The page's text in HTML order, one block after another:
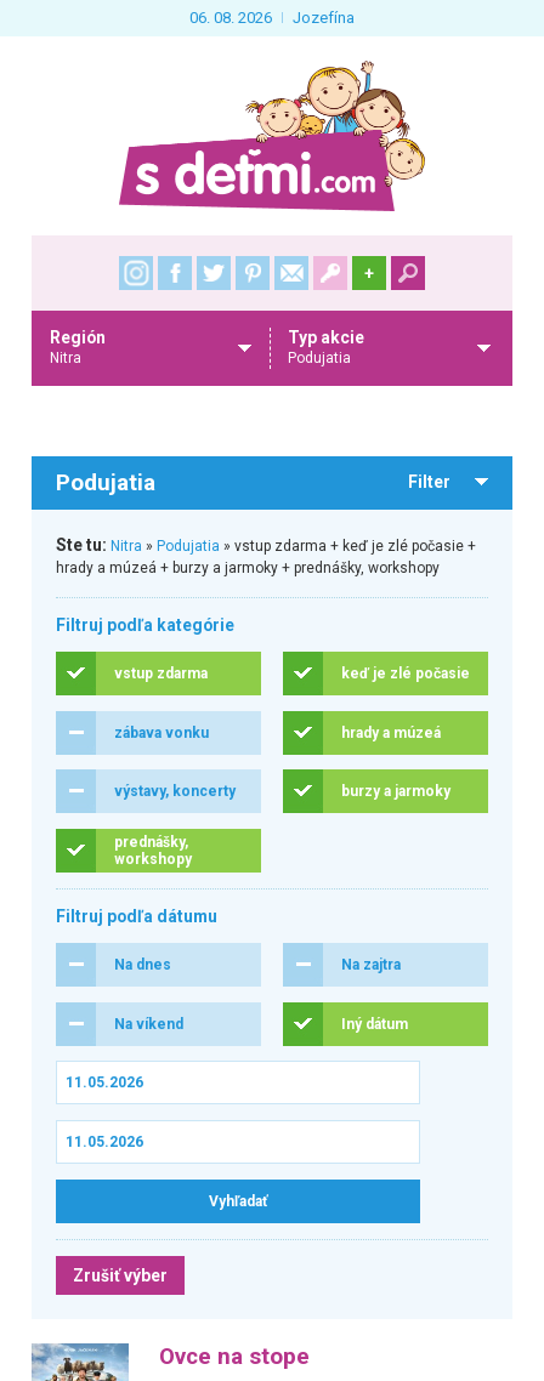
06. 08. 2026 Jozefína
+
Región
Nitra
Typ akcie
Podujatia
Podujatia Filter
Ste tu: Nitra » Podujatia » vstup zdarma + keď je zlé počasie +
hrady a múzeá + burzy a jarmoky + prednášky, workshopy
Filtruj podľa kategórie
vstup zdarma keď je zlé počasie
zábava vonku hrady a múzeá
výstavy, koncerty burzy a jarmoky
prednášky,
workshopy
Filtruj podľa dátumu
Na dnes Na zajtra
Na víkend Iný dátum
Zrušiť výber
Ovce na stope